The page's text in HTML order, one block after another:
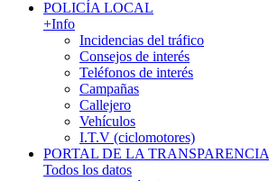
POLICÍA LOCAL
+Info
Incidencias del tráfico
Consejos de interés
Teléfonos de interés
Campañas
Callejero
Vehículos
I.T.V (ciclomotores)
PORTAL DE LA TRANSPARENCIA
Todos los datos